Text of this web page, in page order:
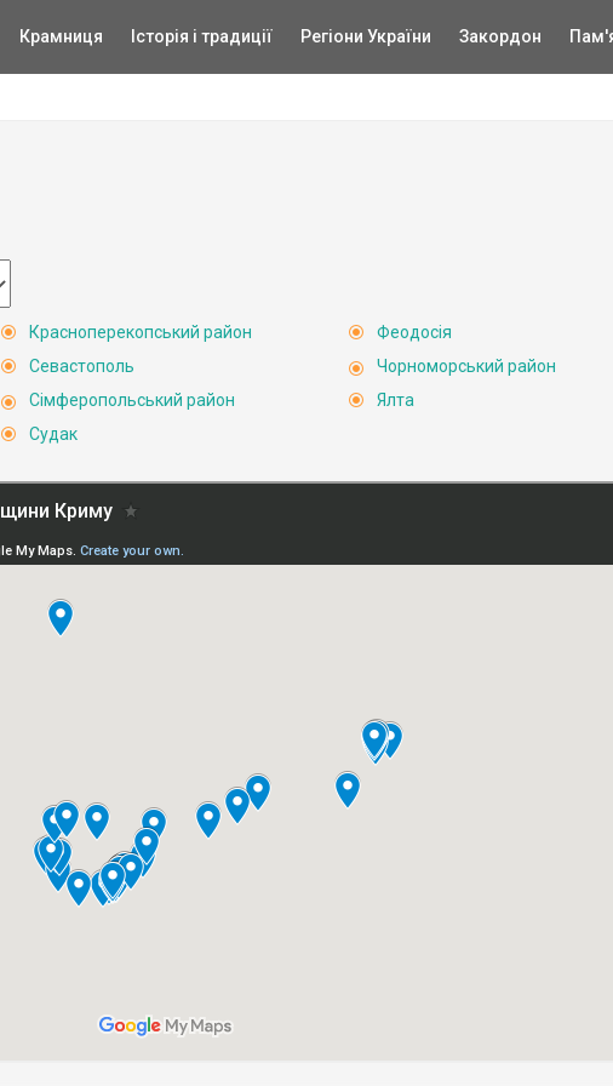
Крамниця Історія і традиції Регіони України Закордон
Красноперекопський район
Севастополь
Сімферопольський район
Судак
Феодосія
Чорноморський район
Ялта